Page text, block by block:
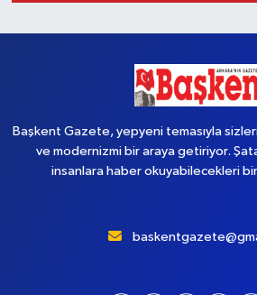
Başkent Gazete, yepyeni temasıyla
ve modernizmi bir araya getiriyor.
insanlara haber okuyabilecekleri